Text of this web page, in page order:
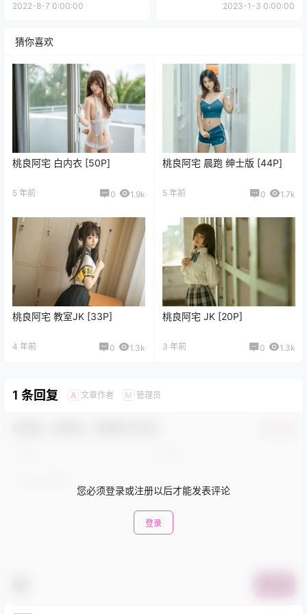
2022-8-7 0:00:00 2023-1-3 0:00:00
猜你喜欢
桃良阿宅 白内衣 [50P]
5 年前 0 1.9k
桃良阿宅 晨跑 绅士版 [44P]
5 年前 0 1.7k
桃良阿宅 教室JK [33P]
4 年前 0 1.3k
桃良阿宅 JK [20P]
3 年前 0 1.3k
1 条回复 A 文章作者 M 管理员
您必须登录或注册以后才能发表评论
登录